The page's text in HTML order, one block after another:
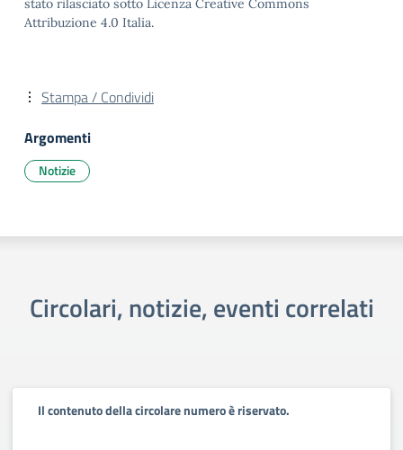
stato rilasciato sotto Licenza Creative Commons
Attribuzione 4.0 Italia.
Stampa / Condividi
Argomenti
Notizie
Circolari, notizie, eventi correlati
Il contenuto della circolare numero è riservato.